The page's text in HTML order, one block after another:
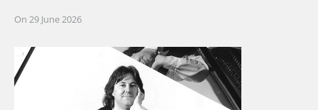
On 29 June 2026